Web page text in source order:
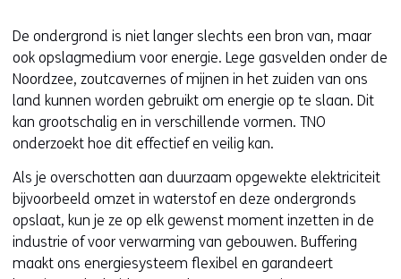
De ondergrond is niet langer slechts een bron van, maar
ook opslagmedium voor energie. Lege gasvelden onder de
Noordzee, zoutcavernes of mijnen in het zuiden van ons
land kunnen worden gebruikt om energie op te slaan. Dit
kan grootschalig en in verschillende vormen. TNO
onderzoekt hoe dit effectief en veilig kan.
Als je overschotten aan duurzaam opgewekte elektriciteit
bijvoorbeeld omzet in waterstof en deze ondergronds
opslaat, kun je ze op elk gewenst moment inzetten in de
industrie of voor verwarming van gebouwen. Buffering
maakt ons energiesysteem flexibel en garandeert